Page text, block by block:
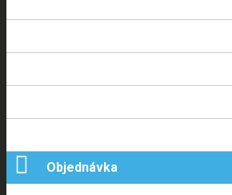
 Objednávka